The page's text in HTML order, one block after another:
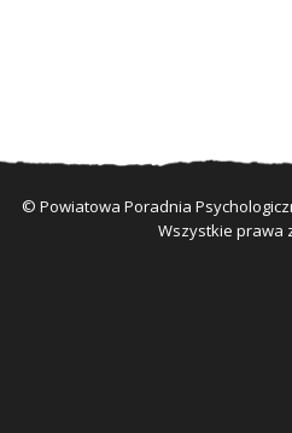
© Powiatowa Poradnia
Wszystkie prawa